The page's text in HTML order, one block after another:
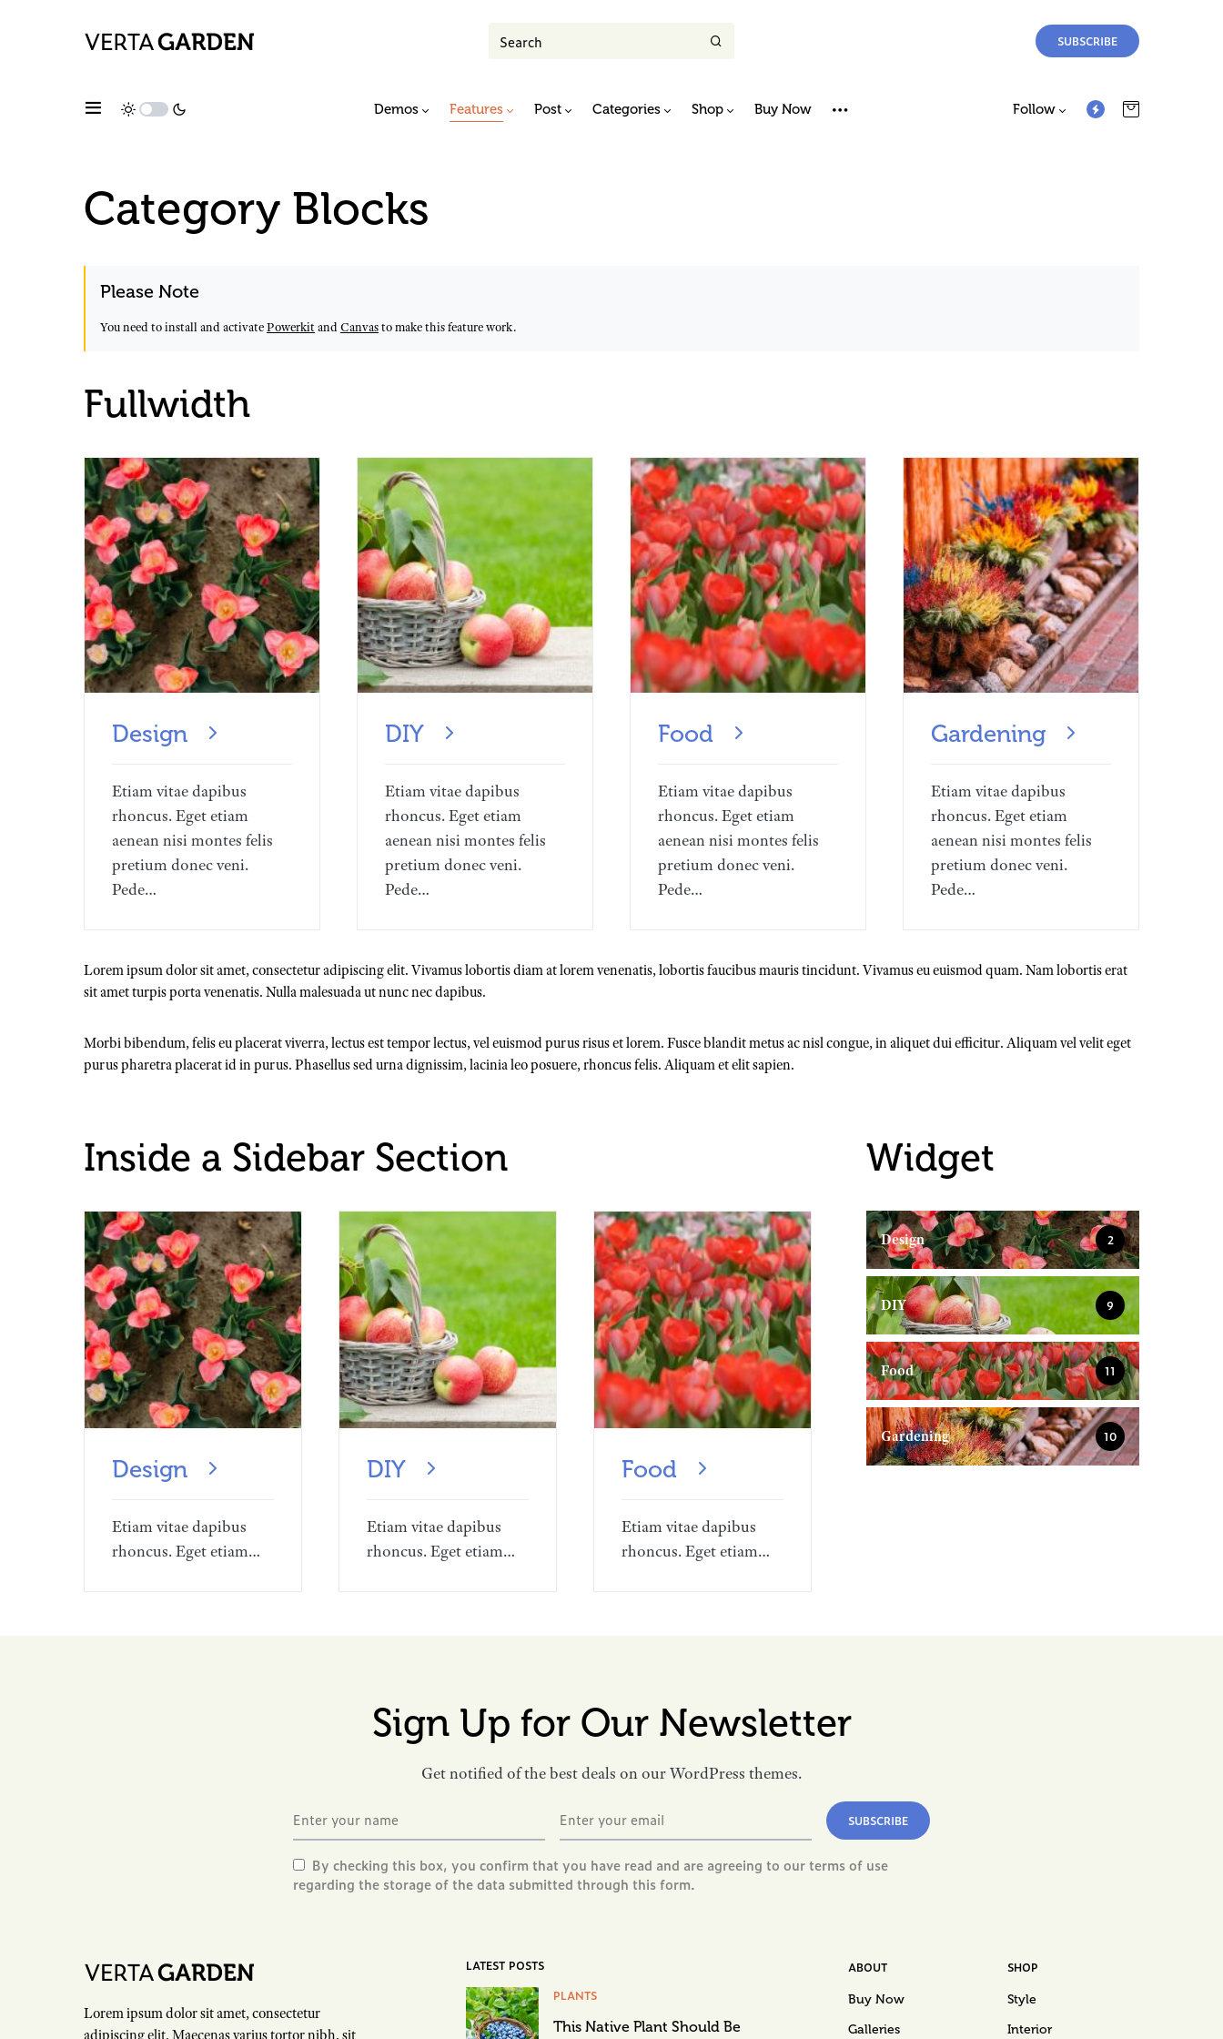
SUBSCRIBE
Demos Features Post Categories Shop Buy Now Follow
Category Blocks
Please Note
You need to install and activatePowerkitand Canvasto make this feature work.
Fullwidth
Design
Etiam vitae dapibus
rhoncus. Eget etiam
aenean nisi montes felis
pretium donec veni.
Pede…
DIY
Etiam vitae dapibus
rhoncus. Eget etiam
aenean nisi montes felis
pretium donec veni.
Pede…
Food
Etiam vitae dapibus
rhoncus. Eget etiam
aenean nisi montes felis
pretium donec veni.
Pede…
Gardening
Etiam vitae dapibus
rhoncus. Eget etiam
aenean nisi montes felis
pretium donec veni.
Pede…
Lorem ipsum dolor sit amet, consectetur adipiscing elit. Vivamus lobortis diam at lorem venenatis, lobortis faucibus mauris tincidunt. Vivamus eu euismod quam. Nam lobortis erat
sit amet turpis porta venenatis. Nulla malesuada ut nunc nec dapibus.
Morbi bibendum, felis eu placerat viverra, lectus est tempor lectus, vel euismod purus risus et lorem. Fusce blandit metus ac nisl congue, in aliquet dui efficitur. Aliquam vel velit eget
purus pharetra placerat id in purus. Phasellus sed urna dignissim, lacinia leo posuere, rhoncus felis. Aliquam et elit sapien.
Inside a Sidebar Section
Design
Etiam vitae dapibus
rhoncus. Eget etiam…
DIY
Etiam vitae dapibus
rhoncus. Eget etiam…
Food
Etiam vitae dapibus
rhoncus. Eget etiam…
Widget
Design 2
DIY 9
Food 11
Gardening 10
Sign Up for Our Newsletter
Get notified of the best deals on our WordPress themes.
SUBSCRIBE
By checking this box, you confirm that you have read and are agreeing to our terms of use
regarding the storage of the data submitted through this form.
Lorem ipsum dolor sit amet, consectetur
adipiscing elit. Maecenas varius tortor nibh, sit
LATEST POSTS
PLANTS
This Native Plant Should Be
ABOUT
Buy Now
Galleries
SHOP
Style
Interior